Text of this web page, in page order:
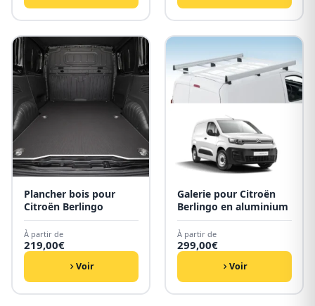
Plancher bois pour
Citroën Berlingo
À partir de
219,00€
Voir
Galerie pour Citroën
Berlingo en aluminium
À partir de
299,00€
Voir